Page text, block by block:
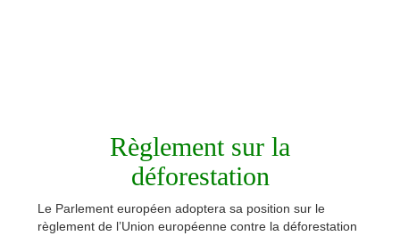
Règlement sur la
déforestation
Le Parlement européen adoptera sa position sur le
règlement de l’Union européenne contre la déforestation